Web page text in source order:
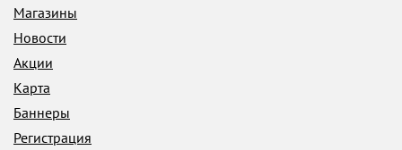
Магазины
Новости
Акции
Карта
Баннеры
Регистрация